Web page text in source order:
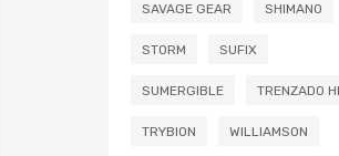
SAVAGE GEAR SHIMANO
STORM SUFIX
SUMERGIBLE TRENZADO
TRYBION WILLIAMSON